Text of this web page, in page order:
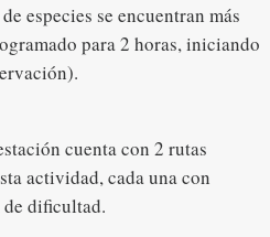
especies se encuentran más
para 2 horas, iniciando
cuenta con 2 rutas
actividad, cada una con
dificultad.